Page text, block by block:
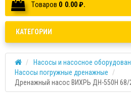
Tоваров 0 0.00 ₽.
КАТЕГОРИИ
Насосы и насосное
Насосы погружные дренажные
Дренажный насос ВИХРЬ ДН-550Н 68/